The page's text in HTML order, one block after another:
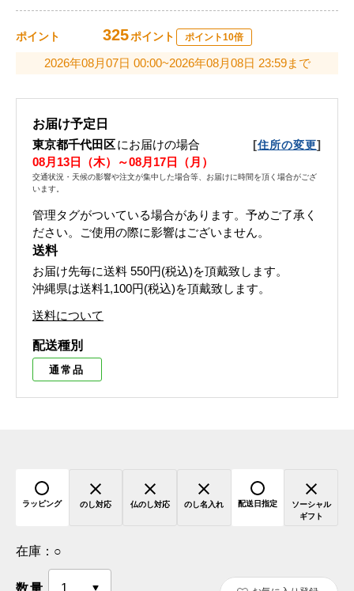
ポイント 325ポイント ポイント10倍
2026年08月07日 00:00~2026年08月08日 23:59まで
お届け予定日
東京都千代田区にお届けの場合 [住所の変更]
08月13日（木）～08月17日（月）
交通状況・天候の影響や注文が集中した場合等、お届けに時間を頂く場合がござ
います。
管理タグがついている場合があります。予めご了承く
ださい。ご使用の際に影響はございません。
送料
お届け先毎に送料 550円(税込)を頂戴致します。
沖縄県は送料1,100円(税込)を頂戴致します。
送料について
配送種別
通常品
ラッピング のし対応 仏のし対応 のし名入れ 配送日指定
ソーシャル
ギフト
在庫： ○
数量